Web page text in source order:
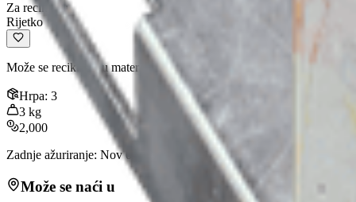
Za reciklažu
Rijetko
Može se reciklirati u materijale za izradu.
Hrpa: 3
3 kg
2,000
Zadnje ažuriranje: Nov 01, 2025
Može se naći u